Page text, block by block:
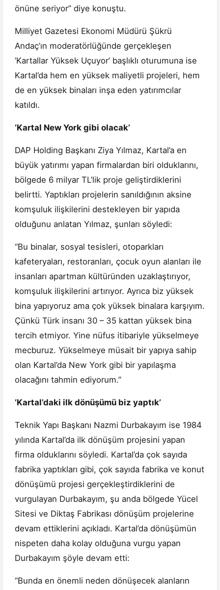
önüne seriyor” diye konuştu.
Milliyet Gazetesi Ekonomi Müdürü Şükrü
Andaç’ın moderatörlüğünde gerçekleşen
‘Kartallar Yüksek Uçuyor’ başlıklı oturumuna ise
Kartal’da hem en yüksek maliyetli projeleri, hem
de en yüksek binaları inşa eden yatırımcılar
katıldı.
‘Kartal New York gibi olacak’
DAP Holding Başkanı Ziya Yılmaz, Kartal’a en
büyük yatırımı yapan firmalardan biri olduklarını,
bölgede 6 milyar TL’lik proje geliştirdiklerini
belirtti. Yaptıkları projelerin sanıldığının aksine
komşuluk ilişkilerini destekleyen bir yapıda
olduğunu anlatan Yılmaz, şunları söyledi:
“Bu binalar, sosyal tesisleri, otoparkları
kafeteryaları, restoranları, çocuk oyun alanları ile
insanları apartman kültüründen uzaklaştırıyor,
komşuluk ilişkilerini artırıyor. Ayrıca biz yüksek
bina yapıyoruz ama çok yüksek binalara karşıyım.
Çünkü Türk insanı 30 – 35 kattan yüksek bina
tercih etmiyor. Yine nüfus itibariyle yükselmeye
mecburuz. Yükselmeye müsait bir yapıya sahip
olan Kartal’da New York gibi bir yapılaşma
olacağını tahmin ediyorum.”
‘Kartal’daki ilk dönüşümü biz yaptık’
Teknik Yapı Başkanı Nazmi Durbakayım ise 1984
yılında Kartal’da ilk dönüşüm projesini yapan
firma olduklarını söyledi. Kartal’da çok sayıda
fabrika yaptıkları gibi, çok sayıda fabrika ve konut
dönüşümü projesi gerçekleştirdiklerini de
vurgulayan Durbakayım, şu anda bölgede Yücel
Sitesi ve Diktaş Fabrikası dönüşüm projelerine
devam ettiklerini açıkladı. Kartal’da dönüşümün
nispeten daha kolay olduğuna vurgu yapan
Durbakayım şöyle devam etti:
“Bunda en önemli neden dönüşecek alanların